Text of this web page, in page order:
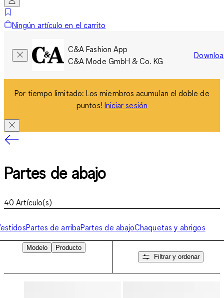
Ningún artículo en el carrito
C&A Fashion App
C&A Mode GmbH & Co. KG
Por tiempo limitado: Los miembros acumulan el doble de
puntos! Iniciar sesión
Partes de abajo
40 Artículo(s)
Partes de arribaPartes de abajoChaquetas y abrigos
Modelo
Producto
Filtrar y ordenar